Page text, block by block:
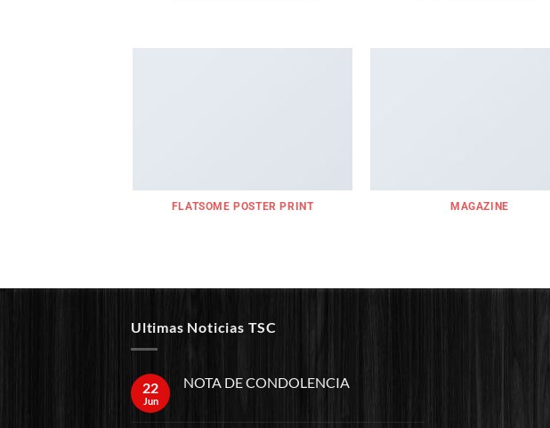
FLATSOME POSTER PRINT MAGAZINE
Ultimas Noticias TSC
22
Jun
NOTA DE CONDOLENCIA